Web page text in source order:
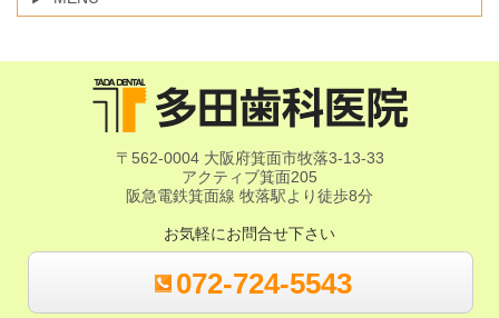
〒562-0004 大阪府箕面市牧落3-13-33
アクティブ箕面205
阪急電鉄箕面線 牧落駅より徒歩8分
お気軽にお問合せ下さい
072-724-5543